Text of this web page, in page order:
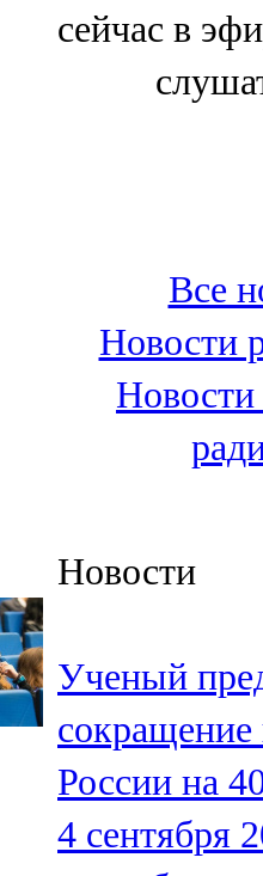
100,3 FM
Зәй
106,6 FM
Кадыбаш
105,2 FM
91,5 FM
106,1 FM
Кама тамагы
71,51 FM
Кукмара
сейчас в
Все
Новости
Новости
Новости
Ученый
сокращение
России на
4 сентября